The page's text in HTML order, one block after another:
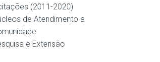
(2011-2020)
de Atendimento a
e Extensão